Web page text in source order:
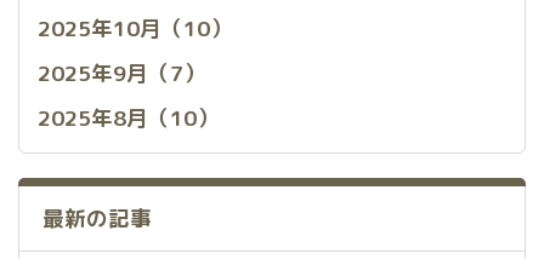
2025年10月（10）
2025年9月（7）
2025年8月（10）
最新の記事